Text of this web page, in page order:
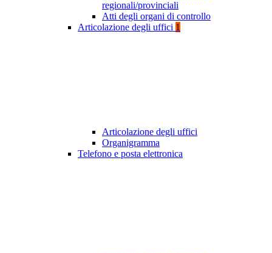
regionali/provinciali
Atti degli organi di controllo
Articolazione degli uffici 1
Articolazione degli uffici
Organigramma
Telefono e posta elettronica